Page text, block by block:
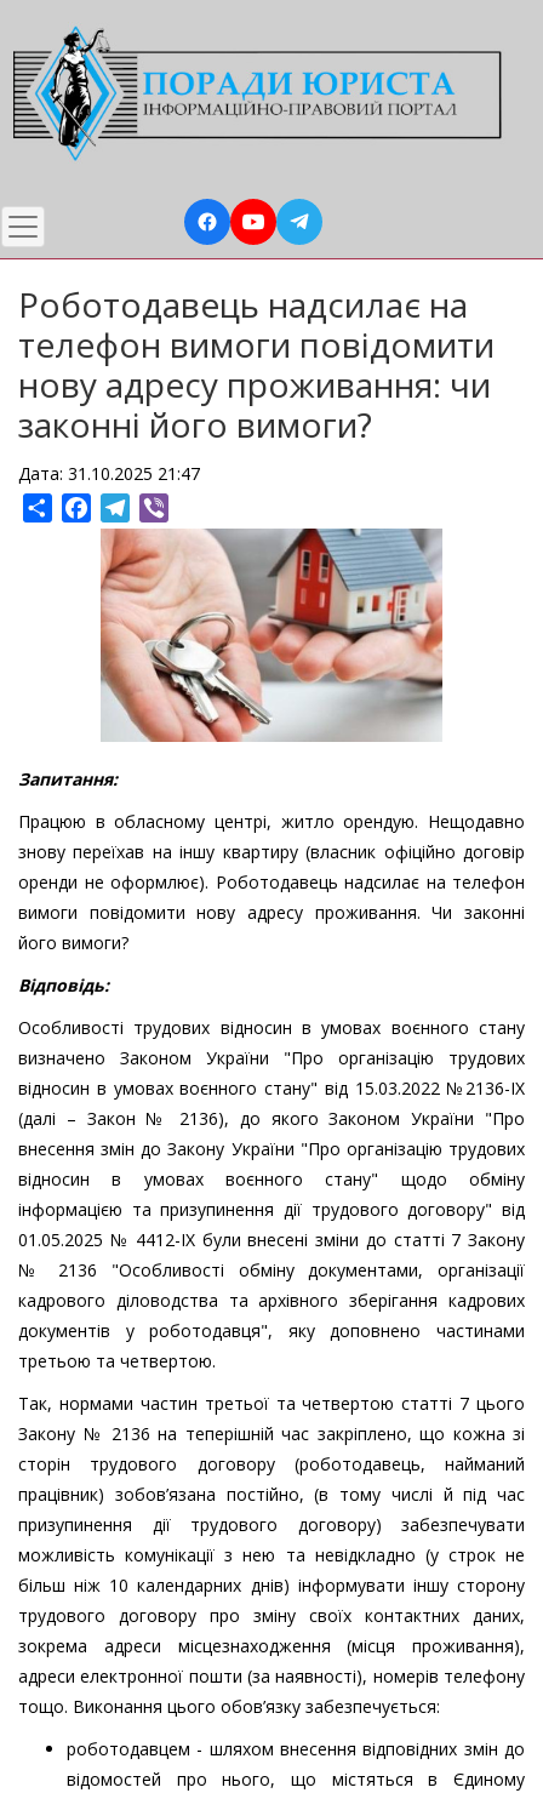
до
основного
вмісту
Роботодавець надсилає на
телефон вимоги повідомити
нову адресу проживання: чи
законні його вимоги?
Дата: 31.10.2025 21:47
ShareFacebookTelegram
Запитання:
Працюю в обласному центрі, житло орендую. Нещодавно
знову переїхав на іншу квартиру (власник офіційно договір
оренди не оформлює). Роботодавець надсилає на телефон
вимоги повідомити нову адресу проживання. Чи законні
його вимоги?
Відповідь:
Особливості трудових відносин в умовах воєнного стану
визначено Законом України "Про організацію трудових
відносин в умовах воєнного стану" від 15.03.2022 №2136-IX
(далі – Закон № 2136), до якого Законом України "Про
внесення змін до Закону України "Про організацію трудових
відносин в умовах воєнного стану" щодо обміну
інформацією та призупинення дії трудового договору" від
01.05.2025 № 4412-IX були внесені зміни до статті 7 Закону
№ 2136 "Особливості обміну документами, організації
кадрового діловодства та архівного зберігання кадрових
документів у роботодавця", яку доповнено частинами
третьою та четвертою.
Так, нормами частин третьої та четвертою статті 7 цього
Закону № 2136 на теперішній час закріплено, що кожна зі
сторін трудового договору (роботодавець, найманий
працівник) зобов’язана постійно, (в тому числі й під час
призупинення дії трудового договору) забезпечувати
можливість комунікації з нею та невідкладно (у строк не
більш ніж 10 календарних днів) інформувати іншу сторону
трудового договору про зміну своїх контактних даних,
зокрема адреси місцезнаходження (місця проживання),
адреси електронної пошти (за наявності), номерів телефону
тощо. Виконання цього обов’язку забезпечується:
роботодавцем - шляхом внесення відповідних змін до
відомостей про нього, що містяться в Єдиному